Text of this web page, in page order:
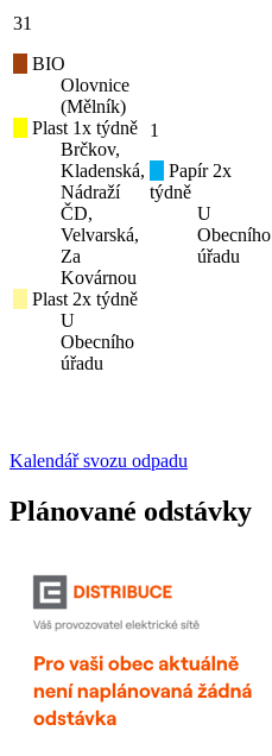
31
BIO
Olovnice
(Mělník)
Plast 1x týdně
Brčkov,
Kladenská,
Nádraží
ČD,
Velvarská,
Za
Kovárnou
Plast 2x týdně
U
Obecního
úřadu
1
Papír 2x
týdně
U
Obecního
úřadu
Kalendář svozu odpadu
Plánované odstávky